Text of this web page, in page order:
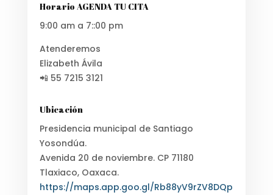
Horario AGENDA TU CITA
9:00 am a 7::00 pm
Atenderemos
Elizabeth Ávila
📲 55 7215 3121
Ubicación
Presidencia municipal de Santiago
Yosondúa.
Avenida 20 de noviembre. CP 71180
Tlaxiaco, Oaxaca.
https://maps.app.goo.gl/Rb88yV9rZV8DQp